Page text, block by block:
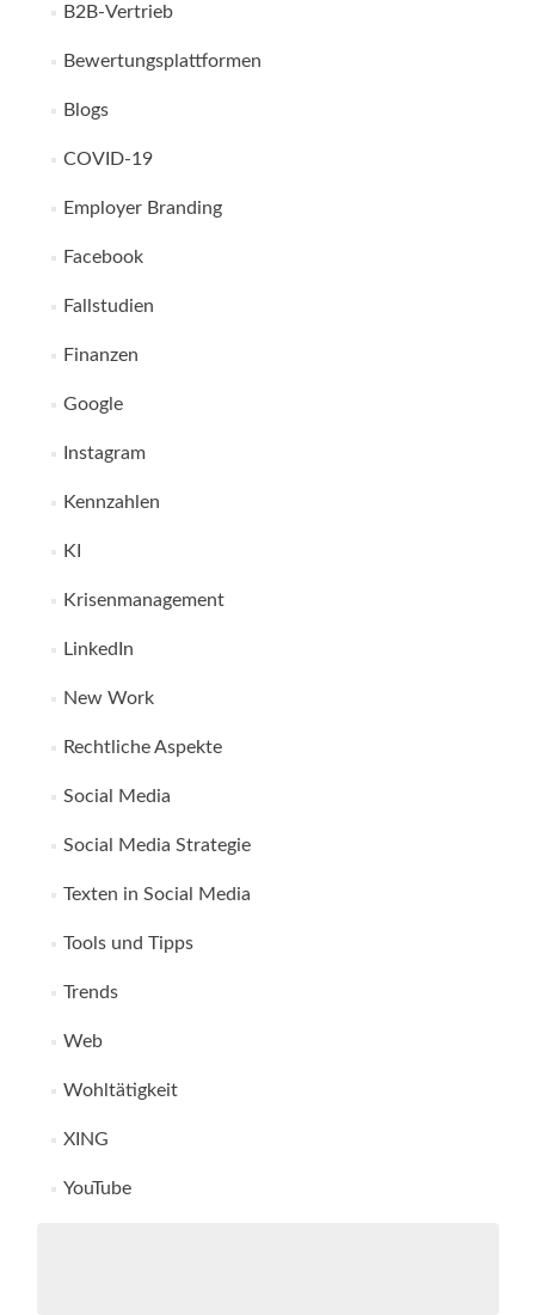
B2B-Vertrieb
Bewertungsplattformen
Blogs
COVID-19
Employer Branding
Facebook
Fallstudien
Finanzen
Google
Instagram
Kennzahlen
KI
Krisenmanagement
LinkedIn
New Work
Rechtliche Aspekte
Social Media
Social Media Strategie
Texten in Social Media
Tools und Tipps
Trends
Web
Wohltätigkeit
XING
YouTube